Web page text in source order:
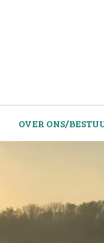
OVER ONS/